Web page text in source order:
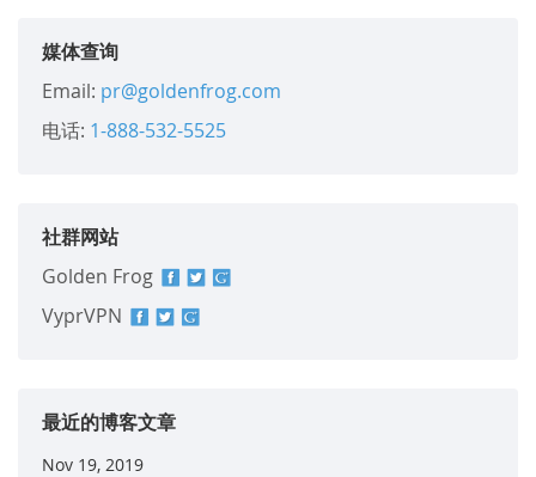
媒体查询
Email: pr@goldenfrog.com
电话: 1-888-532-5525
社群网站
Golden Frog
VyprVPN
最近的博客文章
Nov 19, 2019